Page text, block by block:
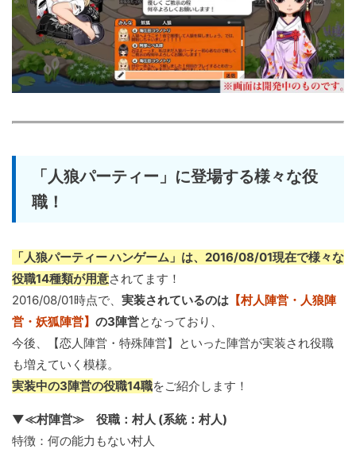
「人狼パーティー」に登場する様々な役
職！
「人狼パーティー ハンゲーム」は、2016/08/01現在で様々な
役職14種類が用意されてます！
2016/08/01時点で、 実装されているのは 【村人陣営・人狼陣
営・妖狐陣営】 の3陣営となっており、
今後、【恋人陣営・特殊陣営】といった陣営が実装され役職
も増えていく模様。
実装中の3陣営の役職14職をご紹介します！
▼≪村陣営≫ 役職：村人 (系統：村人)
特徴：何の能力もない村人